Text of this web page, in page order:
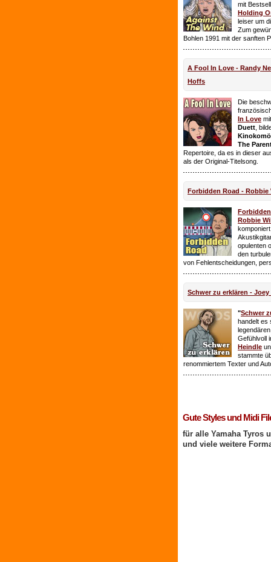
mit
Holding
leiser um
Zum
Bohlen 1991 mit der sanften
A Fool In Love - Randy
Hoffs
Die
In Love
Duett ,
The
Repertoire, da es in dieser
als der Original-Titelsong.
Forbidden Road - Robbie
Robbie
opulenten
den
von Fehlentscheidungen,
Schwer zu erklären - Joey
"Schwer
handelt es
Gefühlvoll
Heindle
stammte
renommiertem Texter und
Gute Styles und Midi
für alle Yamaha Tyros
und viele weitere